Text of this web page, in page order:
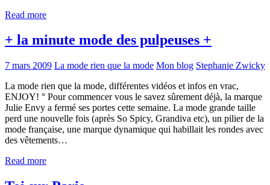
Read more
+ la minute mode des pulpeuses +
7 mars 2009 La mode rien que la mode Mon blog Stephanie Zwicky
La mode rien que la mode, différentes vidéos et infos en vrac,
ENJOY! ° Pour commencer vous le savez sûrement déjà, la marque
Julie Envy a fermé ses portes cette semaine. La mode grande taille
perd une nouvelle fois (après So Spicy, Grandiva etc), un pilier de la
mode française, une marque dynamique qui habillait les rondes avec
des vêtements…
Read more